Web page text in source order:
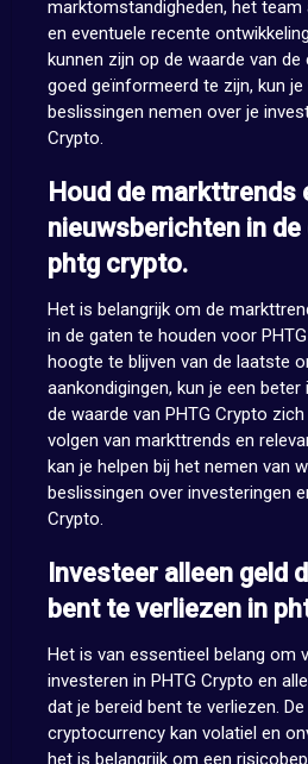
marktomstandigheden, het team
en eventuele recente
kunnen zijn op de waarde van
goed geïnformeerd te zijn, kun
beslissingen nemen over je
Crypto.
Houd de markttrends
nieuwsberichten in
phtg crypto.
Het is belangrijk om de
in de gaten te houden voor
hoogte te blijven van de laatste
aankondigingen, kun je een
de waarde van PHTG Crypto
volgen van markttrends en
kan je helpen bij het nemen van
beslissingen over investeringen
Crypto.
Investeer alleen geld
bent te verliezen in
Het is van essentieel belang om
investeren in PHTG Crypto en
dat je bereid bent te verliezen.
cryptocurrency kan volatiel en
het is belangrijk om een